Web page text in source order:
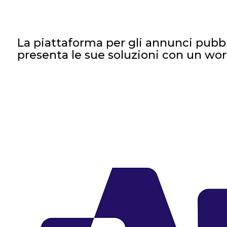
La piattaforma per gli annunci
presenta le sue soluzioni con un